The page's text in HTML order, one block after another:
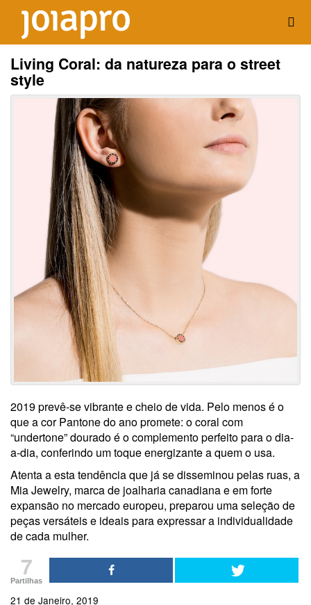
Living Coral: da natureza para o street
style
2019 prevê-se vibrante e cheio de vida. Pelo menos é o
que a cor Pantone do ano promete: o coral com
“undertone” dourado é o complemento perfeito para o dia-
a-dia, conferindo um toque energizante a quem o usa.
Atenta a esta tendência que já se disseminou pelas ruas, a
Mia Jewelry, marca de joalharia canadiana e em forte
expansão no mercado europeu, preparou uma seleção de
peças versáteis e ideais para expressar a individualidade
de cada mulher.
7
Partilhas
21 de Janeiro, 2019